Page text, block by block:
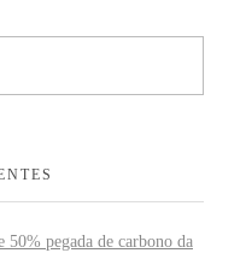
pegada de carbono da